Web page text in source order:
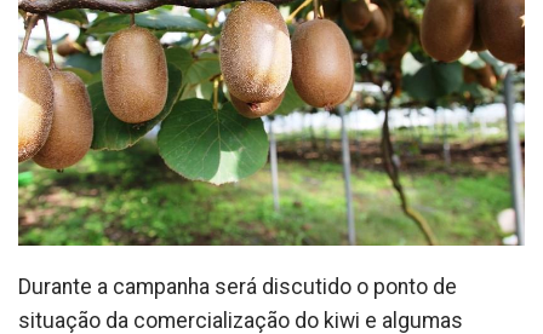
Durante a campanha será discutido o ponto de
situação da comercialização do kiwi e algumas